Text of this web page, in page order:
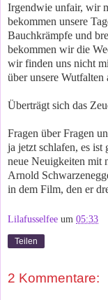
Irgendwie unfair, wir
bekommen unsere
Bauchkrämpfe und
bekommen wir die
wir finden uns nicht
über unsere Wutfalten
Überträgt sich das
Fragen über Fragen
ja jetzt schlafen, es
neue Neuigkeiten mit
Arnold
in dem Film, den er
Lilafusselfee um 05:33
Teilen
2 Kommentare: